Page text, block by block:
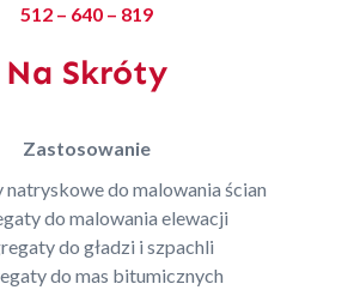
512 – 640 – 819
Na Skróty
Zastosowanie
natryskowe do malowania ścian
do malowania elewacji
do gładzi i szpachli
do mas bitumicznych